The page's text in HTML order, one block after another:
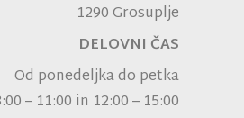
1290 Grosuplje
DELOVNI ČAS
Od ponedeljka do petka
– 11:00 in 12:00 – 15:00